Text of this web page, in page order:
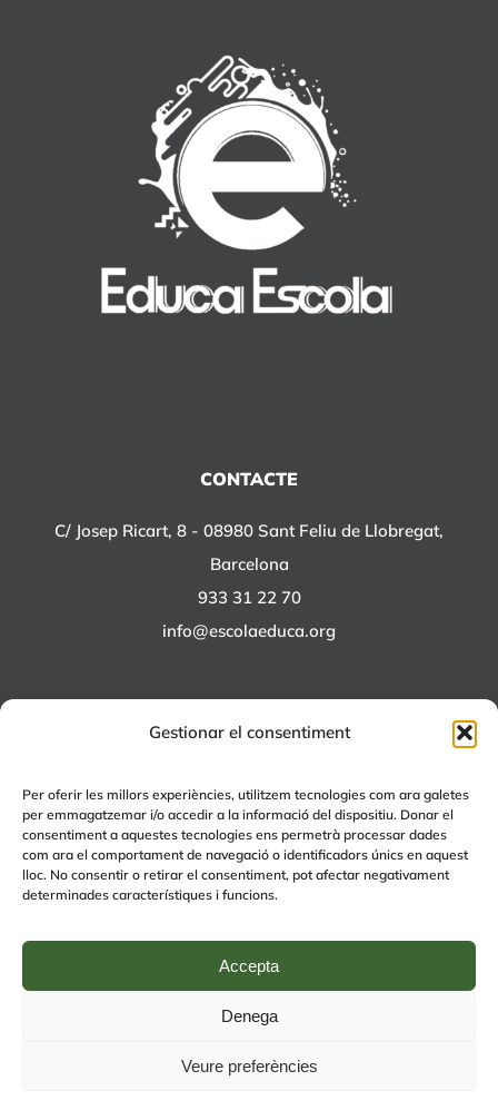
Gestionar el consentiment
Per oferir les millors experiències, utilitzem tecnologies com ara galetes
per emmagatzemar i/o accedir a la informació del dispositiu. Donar el
consentiment a aquestes tecnologies ens permetrà processar dades
com ara el comportament de navegació o identificadors únics en aquest
lloc. No consentir o retirar el consentiment, pot afectar negativament
determinades característiques i funcions.
Accepta
Denega
Veure preferències
CONTACTE
C/ Josep Ricart, 8 - 08980 Sant Feliu de Llobregat,
Barcelona
933 31 22 70
info@escolaeduca.org
+EDUCA
EDUCA Espai Lúdic
EDUCA Serveis
privacitat (RGPD)| byrmdisseny